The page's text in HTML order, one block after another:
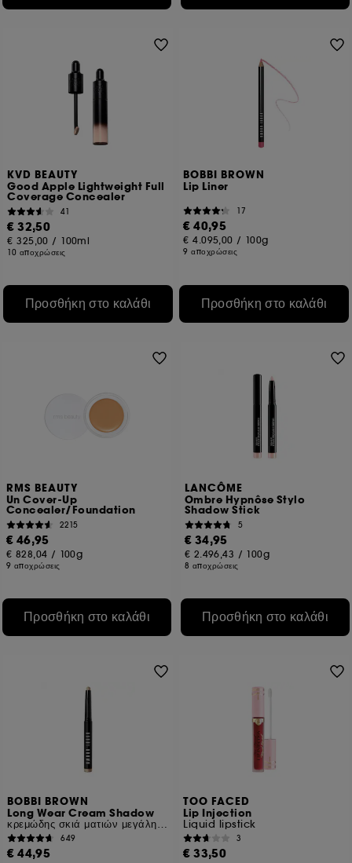
KVD BEAUTY
Good Apple Lightweight Full
Coverage Concealer
41
€ 32,50
€ 325,00 / 100ml
10 αποχρώσεις
Προσθήκη στο καλάθι
BOBBI BROWN
Lip Liner
17
€ 40,95
€ 4.095,00 / 100g
9 αποχρώσεις
Προσθήκη στο καλάθι
RMS BEAUTY
Un Cover-Up
Concealer/Foundation
2215
€ 46,95
€ 828,04 / 100g
9 αποχρώσεις
Προσθήκη στο καλάθι
LANCÔME
Ombre Hypnôse Stylo
Shadow Stick
5
€ 34,95
€ 2.496,43 / 100g
8 αποχρώσεις
Προσθήκη στο καλάθι
BOBBI BROWN
Long Wear Cream Shadow
κρεμώδης σκιά ματιών μεγάλης διάρκεια, σε stick
649
€ 44,95
TOO FACED
Lip Injection
Liquid lipstick
3
€ 33,50